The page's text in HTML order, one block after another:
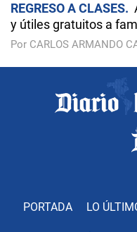
REGRESO A CLASES
y útiles gratuitos a
Por CARLOS ARMANDO
PORTADA LO